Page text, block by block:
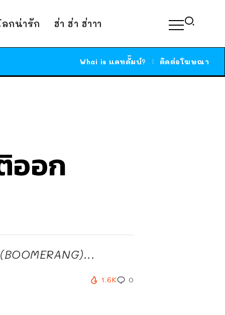
ลกน่ารัก ฮ่า ฮ่า ฮ่าาา
Whai is แคทดั๊มบ์? ติดต่อโฆษณา
ออก
1.6K 0